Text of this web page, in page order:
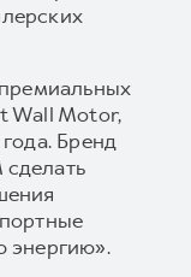
Wall Motor,
Бренд
энергию».